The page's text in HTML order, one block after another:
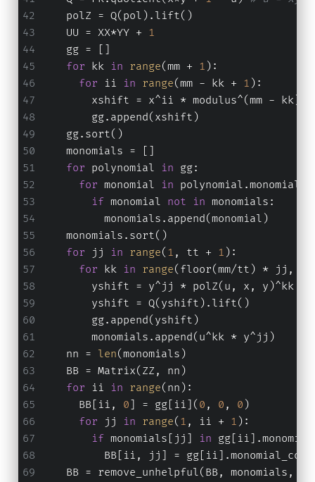
    polZ = Q(pol).lift()
    UU = XX*YY +
1
    gg = []
for kk in range(mm + 1 ):
for ii in range(mm - kk + 1 ):
xshift = x^ii * modulus^(mm - kk)
        gg.append(xshift)
    gg.sort()
    monomials = []
for polynomial in gg:
for monomial in
if monomial not in monomials:
          monomials.append(monomial)
    monomials.sort()
for jj in range( 1 , tt + 1 ):
for kk in range(floor(mm/tt) * jj,
yshift = y^jj * polZ(u, x, y)^kk *
        yshift = Q(yshift).lift()
        gg.append(yshift)
        monomials.append(u^kk * y^jj)
    nn =
len(monomials)
    BB = Matrix(ZZ, nn)
for ii in range(nn):
      BB[ii,
0 ] = gg[ii]( 0 , 0 , 0 )
for jj in range( 1 , ii + 1 ):
if monomials[jj] in
BB[ii, jj] =
BB = remove_unhelpful(BB, monomials,